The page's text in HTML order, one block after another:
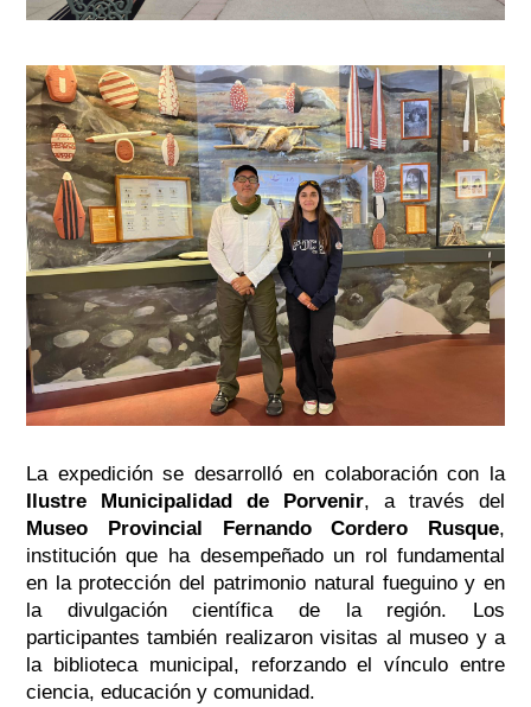
La expedición se desarrolló en colaboración con la
Ilustre Municipalidad de Porvenir, a través del
Museo Provincial Fernando Cordero Rusque,
institución que ha desempeñado un rol fundamental
en la protección del patrimonio natural fueguino y en
la divulgación científica de la región. Los
participantes también realizaron visitas al museo y a
la biblioteca municipal, reforzando el vínculo entre
ciencia, educación y comunidad.